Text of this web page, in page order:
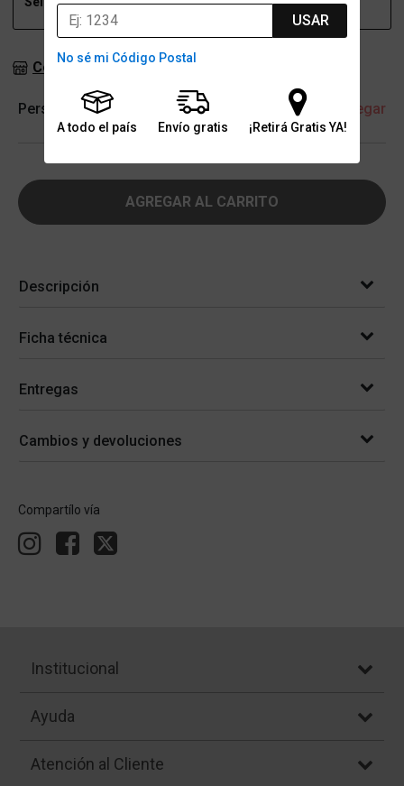
USAR
No sé mi Código Postal
A todo el país Envío gratis ¡Retirá Gratis YA!
Consultar stock en sucursales
Personalización + Agregar
AGREGAR AL CARRITO
Descripción
Ficha técnica
Entregas
Cambios y devoluciones
Compartílo vía
Institucional
Ayuda
Atención al Cliente